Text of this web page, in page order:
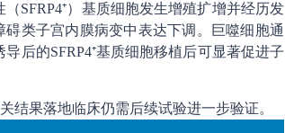
SFRP4⁺）基质细胞发生增殖扩增并经历发
类子宫内膜病变中表达下调。巨噬细胞通
后的SFRP4⁺基质细胞移植后可显著促进子
结果落地临床仍需后续试验进一步验证。